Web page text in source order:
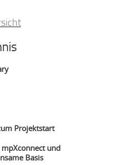
Projektstart
und
Basis